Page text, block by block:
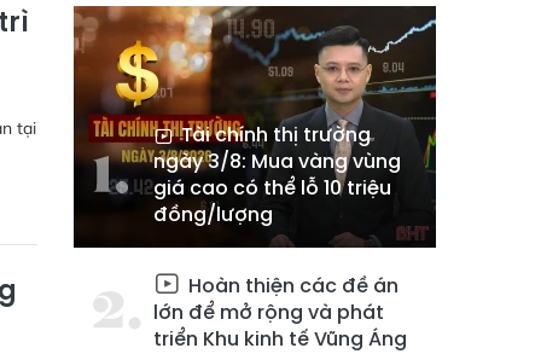
tại
Tài chính thị trường
ngày 3/8: Mua vàng vùng
giá cao có thể lỗ 10 triệu
đồng/lượng
Hoàn thiện các đề án
lớn để mở rộng và phát
triển Khu kinh tế Vũng Áng